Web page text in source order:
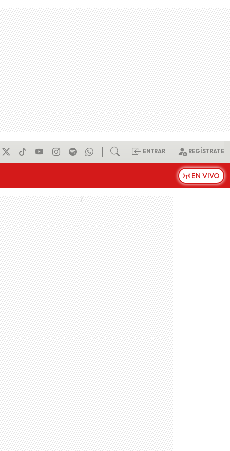
ENTRAR REGÍSTRATE
EN VIVO